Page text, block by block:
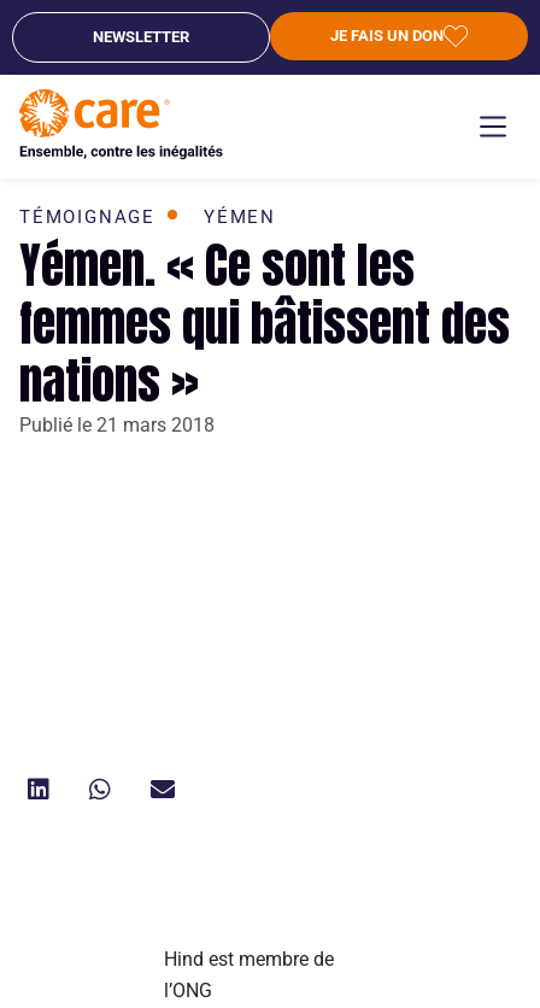
NEWSLETTER JE FAIS UN DON
TÉMOIGNAGE YÉMEN
Yémen. « Ce sont les
femmes qui bâtissent des
nations »
Publié le 21 mars 2018
Hind est membre de
l’ONG